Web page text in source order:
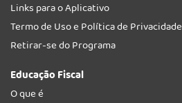
Links para o Aplicativo
Termo de Uso e Política de Privacidade
Retirar-se do Programa
Educação Fiscal
O que é